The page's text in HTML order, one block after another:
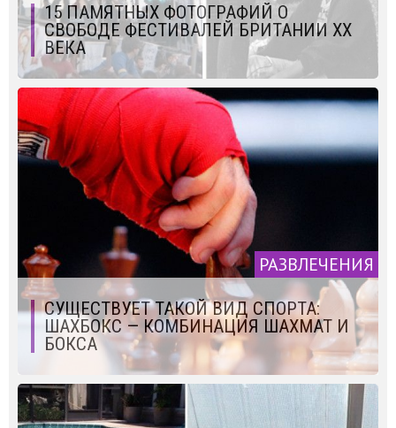
15 ПАМЯТНЫХ ФОТОГРАФИЙ О
СВОБОДЕ ФЕСТИВАЛЕЙ БРИТАНИИ ХХ
ВЕКА
РАЗВЛЕЧЕНИЯ
СУЩЕСТВУЕТ ТАКОЙ ВИД СПОРТА:
ШАХБОКС — КОМБИНАЦИЯ ШАХМАТ И
БОКСА